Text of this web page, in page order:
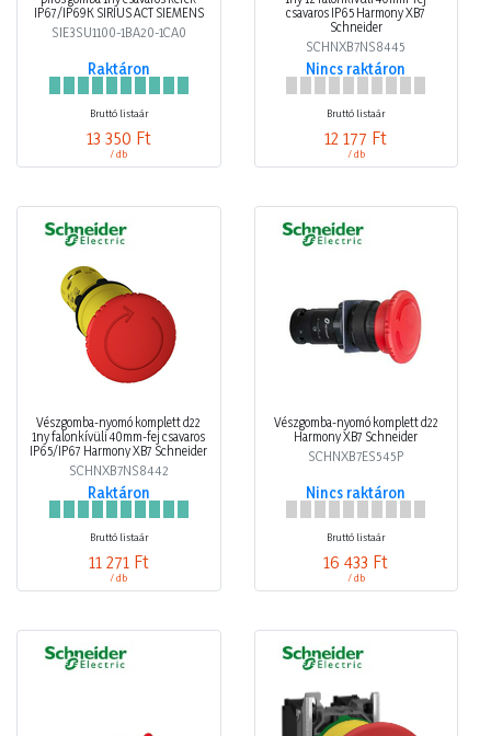
IP67/IP69K SIRIUS ACT SIEMENS
SIE3SU1100-1BA20-1CA0
Raktáron
Bruttó listaár
13 350 Ft
/ db
csavaros IP65 Harmony XB7
Schneider
SCHNXB7NS8445
Nincs raktáron
Bruttó listaár
12 177 Ft
/ db
Vészgomba-nyomó komplett d22
1ny falonkívüli 40mm-fej csavaros
IP65/IP67 Harmony XB7 Schneider
SCHNXB7NS8442
Raktáron
Bruttó listaár
11 271 Ft
/ db
Vészgomba-nyomó komplett d22
Harmony XB7 Schneider
SCHNXB7ES545P
Nincs raktáron
Bruttó listaár
16 433 Ft
/ db